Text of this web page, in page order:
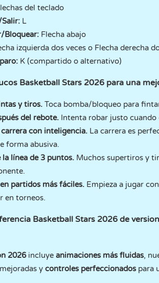
del teclado
L
Bloquear: Flecha abajo
izquierda dos veces o Flecha derecha
K (compartido o alternativo)
Basketball Stars 2026 para una
y tiros. Toca bomba/bloqueo para
del rebote. Intenta robar justo cuando
con inteligencia. La carrera es
forma abusiva.
la línea de 3 puntos. Muchos supertiros y
partidos más fáciles. Empieza a jugar
en torneos.
Basketball Stars 2026 de
2026 incluye animaciones más fluidas,
y controles perfeccionadospara